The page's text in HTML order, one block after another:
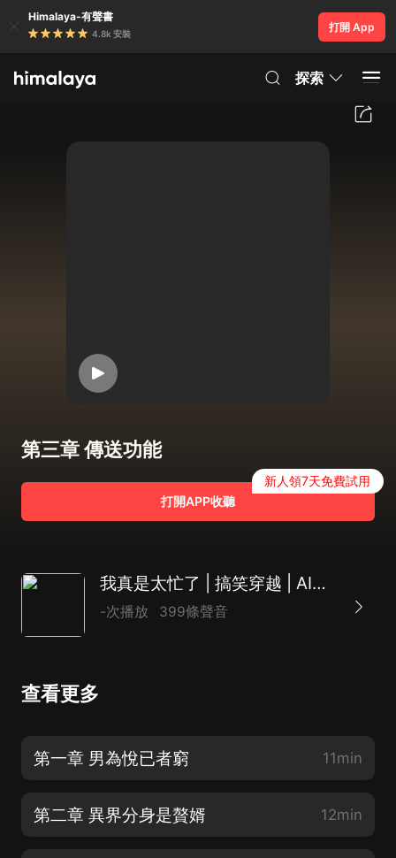
Himalaya-有聲書
4.8k 安裝
打開 App
探索
第三章 傳送功能
打開APP收聽
新人領7天免費試用
我真是太忙了 | 搞笑穿越 | AI專輯（vip暢聽）
-次播放 399條聲音
查看更多
第一章 男為悅已者窮 11min
第二章 異界分身是贅婿 12min